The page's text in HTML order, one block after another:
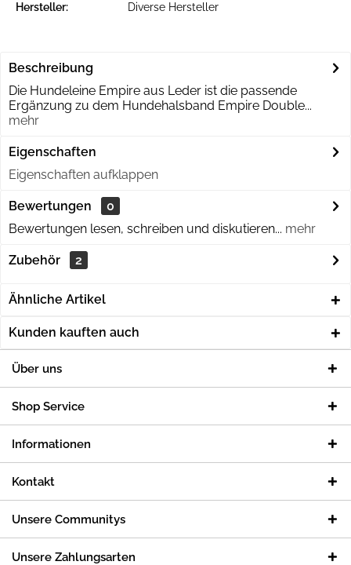
Hersteller:
Diverse Hersteller
Beschreibung
Die Hundeleine Empire aus Leder ist die passende
Ergänzung zu dem Hundehalsband Empire Double...
mehr
Eigenschaften
Eigenschaften aufklappen
Bewertungen
0
Bewertungen lesen, schreiben und diskutieren... mehr
Zubehör 2
Ähnliche Artikel
Kunden kauften auch
Über uns
Shop Service
Informationen
Kontakt
Unsere Communitys
Unsere Zahlungsarten